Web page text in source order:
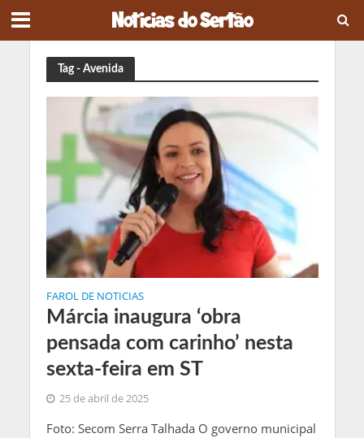
Tag - Avenida
FAROL DE NOTICIAS
Márcia inaugura ‘obra
pensada com carinho’ nesta
sexta-feira em ST
25 de abril de 2025
Foto: Secom Serra Talhada O governo municipal